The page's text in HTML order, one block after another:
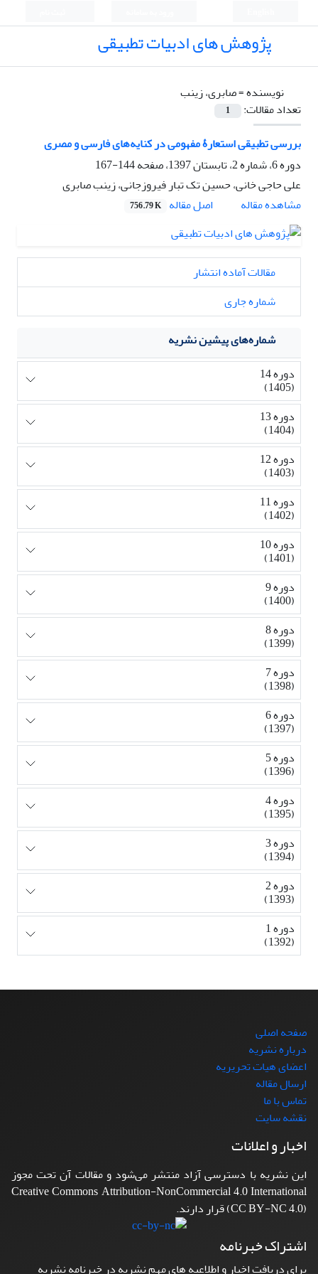
پژوهش های ادبیات تطبیقی
نویسنده =صابری، زینب
تعداد مقالات:
1
بررسی تطبیقی استعارۀ مفهومی در کنایه‌های فارسی و مصری
دوره 6، شماره 2، تابستان 1397، صفحه
144-167
علی حاجی خانی، حسین تک تبار فیروزجانی، زینب صابری
مشاهده مقاله
اصل مقاله 756.79 K
مقالات آماده انتشار
شماره جاری
شماره‌های پیشین نشریه
دوره 14
(1405)
دوره 13
(1404)
دوره 12
(1403)
دوره 11
(1402)
دوره 10
(1401)
دوره 9
(1400)
دوره 8
(1399)
دوره 7
(1398)
دوره 6
(1397)
دوره 5
(1396)
دوره 4
(1395)
دوره 3
(1394)
دوره 2
(1393)
دوره 1
(1392)
صفحه اصلی
درباره نشریه
اعضای هیات تحریریه
ارسال مقاله
تماس با ما
نقشه سایت
اخبار و اعلانات
این نشریه با دسترسی آزاد منتشر می‌شود و مقالات آن تحت مجوز
Creative Commons Attribution-NonCommercial 4.0 International
(CC BY-NC 4.0) قرار دارند.
اشتراک خبرنامه
برای دریافت اخبار و اطلاعیه های مهم نشریه در خبرنامه نشریه